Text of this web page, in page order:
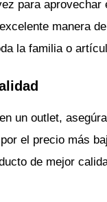
para
manera
la familia o
un outlet,
el precio más
de mejor